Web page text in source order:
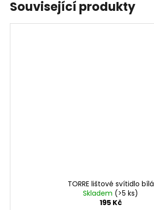
Související produkty
TORRE lištové svítidlo bílá
Skladem (>5 ks)
195 Kč